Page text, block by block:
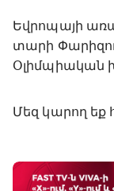
Եվրոպայի
տարի
Օլիմպիական
Մեզ կարող եք